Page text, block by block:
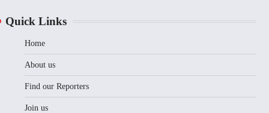
Quick Links
Home
About us
Find our Reporters
Join us